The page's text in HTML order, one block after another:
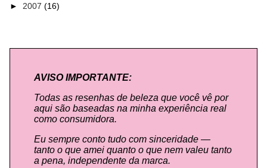
► 2007 (16)
AVISO IMPORTANTE:
Todas as resenhas de beleza que você vê por
aqui são baseadas na minha experiência real
como consumidora.
Eu sempre conto tudo com sinceridade —
tanto o que amei quanto o que nem valeu tanto
a pena, independente da marca.